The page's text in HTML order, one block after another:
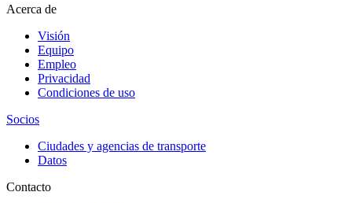
Acerca de
Visión
Equipo
Empleo
Privacidad
Condiciones de uso
Socios
Ciudades y agencias de transporte
Datos
Contacto